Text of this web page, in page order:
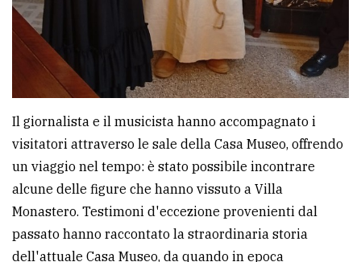
Il giornalista e il musicista hanno accompagnato i
visitatori attraverso le sale della Casa Museo, offrendo
un viaggio nel tempo: è stato possibile incontrare
alcune delle figure che hanno vissuto a Villa
Monastero. Testimoni d'eccezione provenienti dal
passato hanno raccontato la straordinaria storia
dell'attuale Casa Museo, da quando in epoca